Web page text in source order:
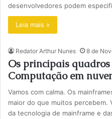
desenvolvedores podem
Leia mais »
Redator Arthur Nunes 8 de
Os principais
Computação em
Vamos com calma. Os
maior do que muitos percebem.
da tecnologia de mainframe e